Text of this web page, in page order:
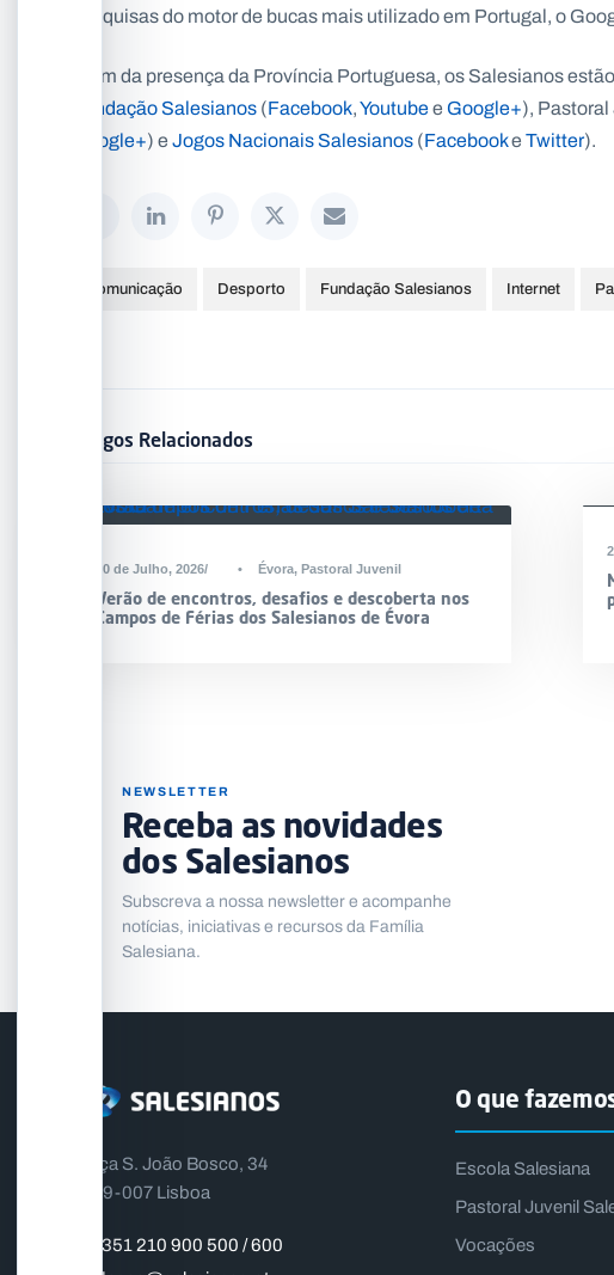
pesquisas do motor de bucas mais utilizado em Portugal, o
Além da presença da Província Portuguesa, os Salesianos
Fundação Salesianos(Facebook,Youtubee Google+),
Google+) eJogos Nacionais Salesianos(FacebookeTwitter).
Comunicação Desporto Fundação Salesianos Internet
Artigos Relacionados
30 de Julho, 2026 • Évora, Pastoral Juvenil
Verão de encontros, desafios e descoberta nos
Campos de Férias dos Salesianos de Évora
NEWSLETTER
Receba as novidades
dos Salesianos
Subscreva a nossa newsletter e acompanhe
notícias, iniciativas e recursos da Família
Salesiana.
Praça S. João Bosco, 34
1399-007 Lisboa
+351 210 900 500 / 600
O que
Escola Salesiana
Pastoral Juvenil
Vocações